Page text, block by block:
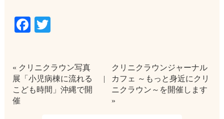
Facebook
Twitter
« クリニクラウン写真
展「小児病棟に流れる
こども時間」沖縄で開
催
クリニクラウンジャーナル
カフェ ～もっと身近にクリ
ニクラウン～を開催します
»